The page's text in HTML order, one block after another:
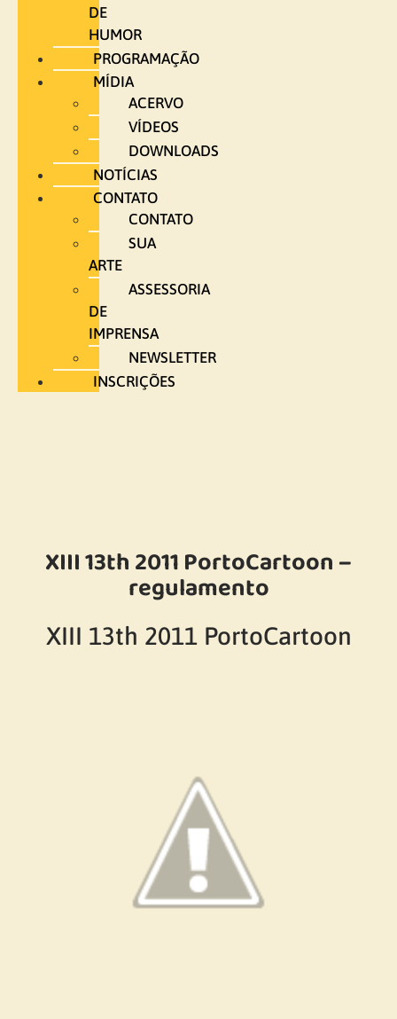
DE
HUMOR
PROGRAMAÇÃO
MÍDIA
ACERVO
VÍDEOS
DOWNLOADS
NOTÍCIAS
CONTATO
CONTATO
SUA
ARTE
ASSESSORIA
DE
IMPRENSA
NEWSLETTER
INSCRIÇÕES
XIII 13th 2011 PortoCartoon –
regulamento
XIII 13th 2011 PortoCartoon